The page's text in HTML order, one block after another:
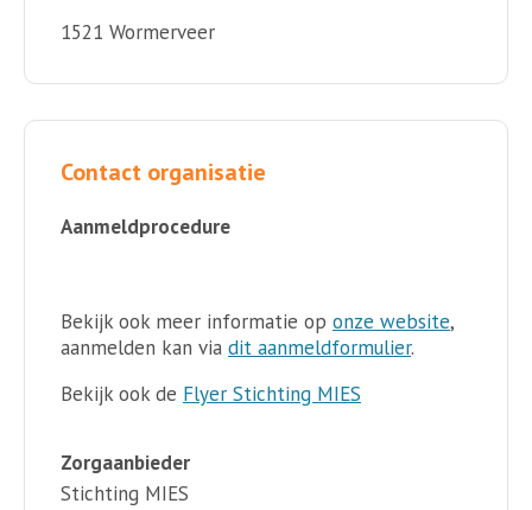
1521 Wormerveer
Contact organisatie
Aanmeldprocedure
Bekijk ook meer informatie op onze website,
aanmelden kan via dit aanmeldformulier.
Bekijk ook de Flyer Stichting MIES
Zorgaanbieder
Stichting MIES